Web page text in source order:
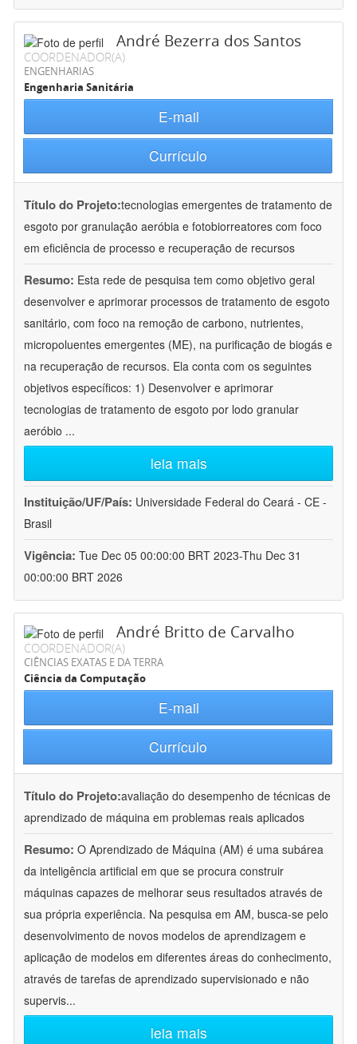
André Bezerra dos Santos
COORDENADOR(A)
ENGENHARIAS
Engenharia Sanitária
E-mail
Currículo
Título do Projeto:tecnologias emergentes de tratamento de
esgoto por granulação aeróbia e fotobiorreatores com foco
em eficiência de processo e recuperação de recursos
Resumo: Esta rede de pesquisa tem como objetivo geral
desenvolver e aprimorar processos de tratamento de esgoto
sanitário, com foco na remoção de carbono, nutrientes,
micropoluentes emergentes (ME), na purificação de biogás e
na recuperação de recursos. Ela conta com os seguintes
objetivos específicos: 1) Desenvolver e aprimorar
tecnologias de tratamento de esgoto por lodo granular
aeróbio ...
leia mais
Instituição/UF/País: Universidade Federal do Ceará - CE -
Brasil
Vigência: Tue Dec 05 00:00:00 BRT 2023-Thu Dec 31
00:00:00 BRT 2026
André Britto de Carvalho
COORDENADOR(A)
CIÊNCIAS EXATAS E DA TERRA
Ciência da Computação
E-mail
Currículo
Título do Projeto:avaliação do desempenho de técnicas de
aprendizado de máquina em problemas reais aplicados
Resumo: O Aprendizado de Máquina (AM) é uma subárea
da inteligência artificial em que se procura construir
máquinas capazes de melhorar seus resultados através de
sua própria experiência. Na pesquisa em AM, busca-se pelo
desenvolvimento de novos modelos de aprendizagem e
aplicação de modelos em diferentes áreas do conhecimento,
através de tarefas de aprendizado supervisionado e não
supervis...
leia mais